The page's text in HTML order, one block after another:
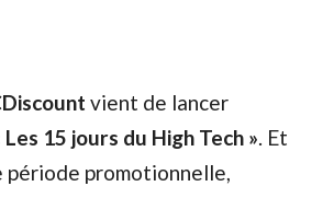
vient de lancer
Les 15 jours du High Tech ». Et
promotionnelle,